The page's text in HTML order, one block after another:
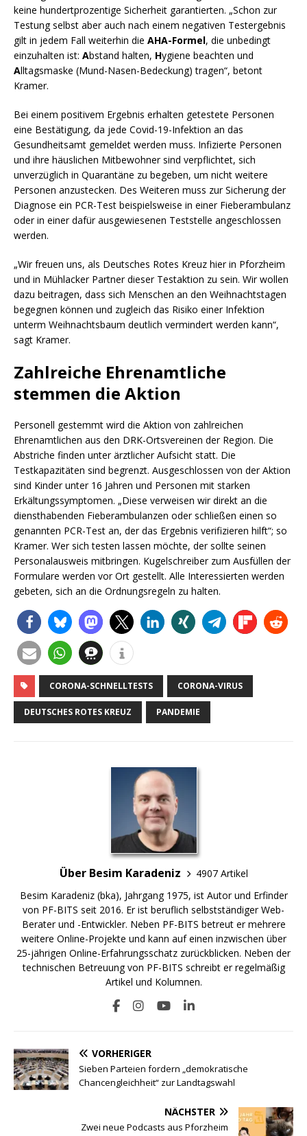
keine hundertprozentige Sicherheit garantierten. „Schon zur
Testung selbst aber auch nach einem negativen Testergebnis
gilt in jedem Fall weiterhin die AHA-Formel, die unbedingt
einzuhalten ist: Abstand halten, Hygiene beachten und
Alltagsmaske (Mund-Nasen-Bedeckung) tragen“, betont
Kramer.
Bei einem positivem Ergebnis erhalten getestete Personen
eine Bestätigung, da jede Covid-19-Infektion an das
Gesundheitsamt gemeldet werden muss. Infizierte Personen
und ihre häuslichen Mitbewohner sind verpflichtet, sich
unverzüglich in Quarantäne zu begeben, um nicht weitere
Personen anzustecken. Des Weiteren muss zur Sicherung der
Diagnose ein PCR-Test beispielsweise in einer Fieberambulanz
oder in einer dafür ausgewiesenen Teststelle angeschlossen
werden.
„Wir freuen uns, als Deutsches Rotes Kreuz hier in Pforzheim
und in Mühlacker Partner dieser Testaktion zu sein. Wir wollen
dazu beitragen, dass sich Menschen an den Weihnachtstagen
begegnen können und zugleich das Risiko einer Infektion
unterm Weihnachtsbaum deutlich vermindert werden kann“,
sagt Kramer.
Zahlreiche Ehrenamtliche
stemmen die Aktion
Personell gestemmt wird die Aktion von zahlreichen
Ehrenamtlichen aus den DRK-Ortsvereinen der Region. Die
Abstriche finden unter ärztlicher Aufsicht statt. Die
Testkapazitäten sind begrenzt. Ausgeschlossen von der Aktion
sind Kinder unter 16 Jahren und Personen mit starken
Erkältungssymptomen. „Diese verweisen wir direkt an die
diensthabenden Fieberambulanzen oder schließen einen so
genannten PCR-Test an, der das Ergebnis verifizieren hilft“; so
Kramer. Wer sich testen lassen möchte, der sollte seinen
Personalausweis mitbringen. Kugelschreiber zum Ausfüllen der
Formulare werden vor Ort gestellt. Alle Interessierten werden
gebeten, sich an die Ordnungsregeln zu halten.
CORONA-SCHNELLTESTS CORONA-VIRUS
DEUTSCHES ROTES KREUZ PANDEMIE
Über Besim Karadeniz
4907 Artikel
Besim Karadeniz (bka), Jahrgang 1975, ist Autor und Erfinder
von PF-BITS seit 2016. Er ist beruflich selbstständiger Web-
Berater und -Entwickler. Neben PF-BITS betreut er mehrere
weitere Online-Projekte und kann auf einen inzwischen über
25-jährigen Online-Erfahrungsschatz zurückblicken. Neben der
technischen Betreuung von PF-BITS schreibt er regelmäßig
Artikel und Kolumnen.
VORHERIGER
Sieben Parteien fordern „demokratische
Chancengleichheit“ zur Landtagswahl
NÄCHSTER
Zwei neue Podcasts aus Pforzheim